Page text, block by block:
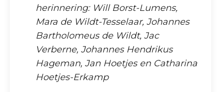
herinnering: Will Borst-Lumens,
Mara de Wildt-Tesselaar, Johannes
Bartholomeus de Wildt, Jac
Verberne, Johannes Hendrikus
Hageman, Jan Hoetjes en Catharina
Hoetjes-Erkamp